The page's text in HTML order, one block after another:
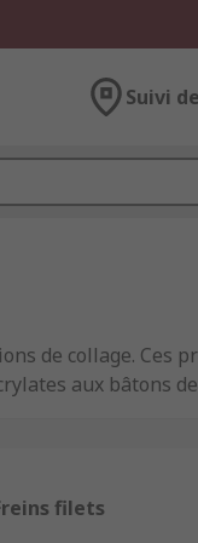
Suivi
de collage. Ces
aux bâtons
varier.
filets